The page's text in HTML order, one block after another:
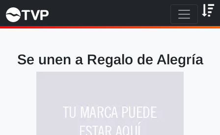
Se unen a Regalo de Alegría